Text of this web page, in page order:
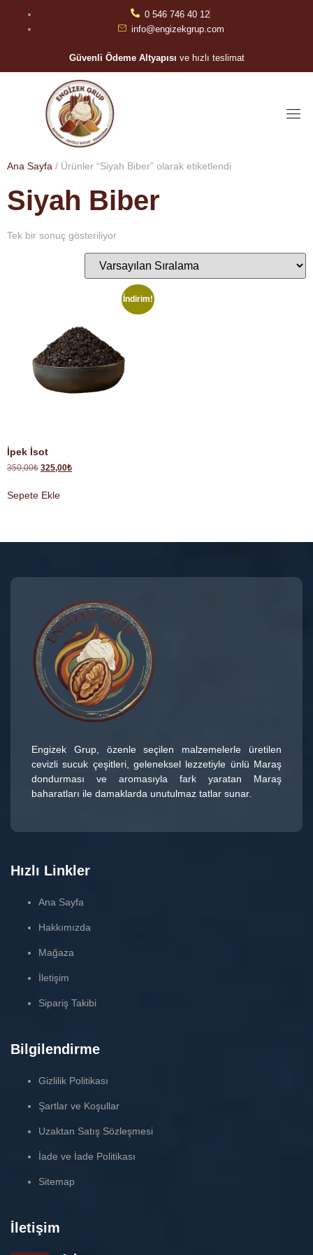
0 546 746 40 12
info@engizekgrup.com
Güvenli Ödeme Altyapısı ve hızlı teslimat
Ana Sayfa / Ürünler “Siyah Biber” olarak etiketlendi
Siyah Biber
Tek bir sonuç gösteriliyor
İndirim!
İpek İsot
350,00₺ 325,00₺
Sepete Ekle
Engizek Grup, özenle seçilen malzemelerle üretilen
cevizli sucuk çeşitleri, geleneksel lezzetiyle ünlü Maraş
dondurması ve aromasıyla fark yaratan Maraş
baharatları ile damaklarda unutulmaz tatlar sunar.
Hızlı Linkler
Ana Sayfa
Hakkımızda
Mağaza
İletişim
Sipariş Takibi
Bilgilendirme
Gizlilik Politikası
Şartlar ve Koşullar
Uzaktan Satış Sözleşmesi
İade ve İade Politikası
Sitemap
İletişim